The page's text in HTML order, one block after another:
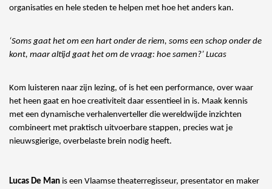
organisaties en hele steden te helpen met hoe het anders kan.
‘Soms gaat het om een hart onder de riem, soms een schop onder de
kont, maar altijd gaat het om de vraag: hoe samen?’ Lucas
Kom luisteren naar zijn lezing, of is het een performance, over waar
het heen gaat en hoe creativiteit daar essentieel in is. Maak kennis
met een dynamische verhalenverteller die wereldwijde inzichten
combineert met praktisch uitvoerbare stappen, precies wat je
nieuwsgierige, overbelaste brein nodig heeft.
Lucas De Man is een Vlaamse theaterregisseur, presentator en maker